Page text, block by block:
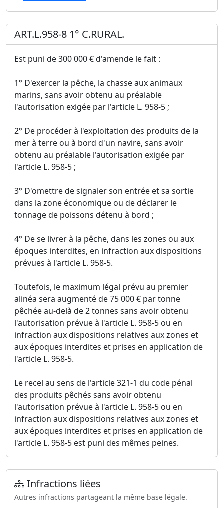
ART.L.958-8 1° C.RURAL.
Est puni de 300 000 € d'amende le fait :
1° D'exercer la pêche, la chasse aux animaux
marins, sans avoir obtenu au préalable
l'autorisation exigée par l'article L. 958-5 ;
2° De procéder à l'exploitation des produits de la
mer à terre ou à bord d'un navire, sans avoir
obtenu au préalable l'autorisation exigée par
l'article L. 958-5 ;
3° D'omettre de signaler son entrée et sa sortie
dans la zone économique ou de déclarer le
tonnage de poissons détenu à bord ;
4° De se livrer à la pêche, dans les zones ou aux
époques interdites, en infraction aux dispositions
prévues à l'article L. 958-5.
Toutefois, le maximum légal prévu au premier
alinéa sera augmenté de 75 000 € par tonne
pêchée au-delà de 2 tonnes sans avoir obtenu
l'autorisation prévue à l'article L. 958-5 ou en
infraction aux dispositions relatives aux zones et
aux époques interdites et prises en application de
l'article L. 958-5.
Le recel au sens de l'article 321-1 du code pénal
des produits pêchés sans avoir obtenu
l'autorisation prévue à l'article L. 958-5 ou en
infraction aux dispositions relatives aux zones et
aux époques interdites et prises en application de
l'article L. 958-5 est puni des mêmes peines.
Infractions liées
Autres infractions partageant la même base légale.